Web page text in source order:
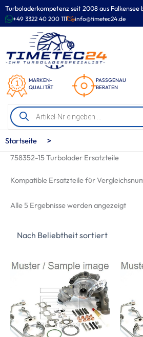
Turboladerkompetenz seit 2008 aus Falkensee
+49 3322 40 200 111 info@timetec24.de
MARKEN-
QUALITÄT
PASSGENAU
BERATEN
Products
search
Zum
Inhalt
springen
Startseite >
758352-15 Turbolader Ersatzteile
Kompatible Ersatzteile für
Alle 5 Ergebnisse werden angezeigtNach